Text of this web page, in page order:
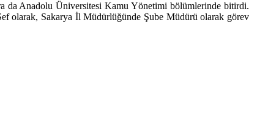
da Anadolu Üniversitesi Kamu Yönetimi bölümlerinde bitirdi.
olarak, Sakarya İl Müdürlüğünde Şube Müdürü olarak görev